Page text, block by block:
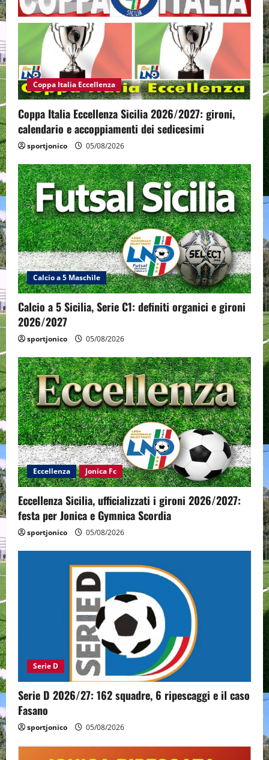
Coppa Italia Eccellenza
Coppa Italia Eccellenza Sicilia 2026/2027: gironi,
calendario e accoppiamenti dei sedicesimi
sportjonico 05/08/2026
Calcio a 5 Maschile
Calcio a 5 Sicilia, Serie C1: definiti organici e gironi
2026/2027
sportjonico 05/08/2026
Eccellenza Jonica Fc
Eccellenza Sicilia, ufficializzati i gironi 2026/2027:
festa per Jonica e Gymnica Scordia
sportjonico 05/08/2026
Serie D
Serie D 2026/27: 162 squadre, 6 ripescaggi e il caso
Fasano
sportjonico 05/08/2026